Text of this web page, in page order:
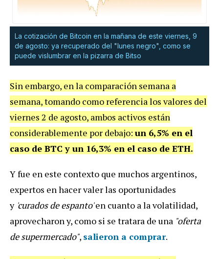
La cotización de Bitcoin en la mañana de este viernes, 9
de agosto: ya recuperado del "lunes negro", como se
puede vislumbrar en la pizarra de Bitso
Sin embargo, en la comparación semana a
semana, tomando como referencia los valores del
viernes 2 de agosto, ambos activos están
considerablemente por debajo: un 6,5% en el
caso de BTC y un 16,3% en el caso de ETH.
Y fue en este contexto que muchos argentinos,
expertos en hacer valer las oportunidades
y 'curados de espanto'en cuanto a la volatilidad,
aprovecharon y, como si se tratara de una "oferta
de supermercado", salieron a comprar.